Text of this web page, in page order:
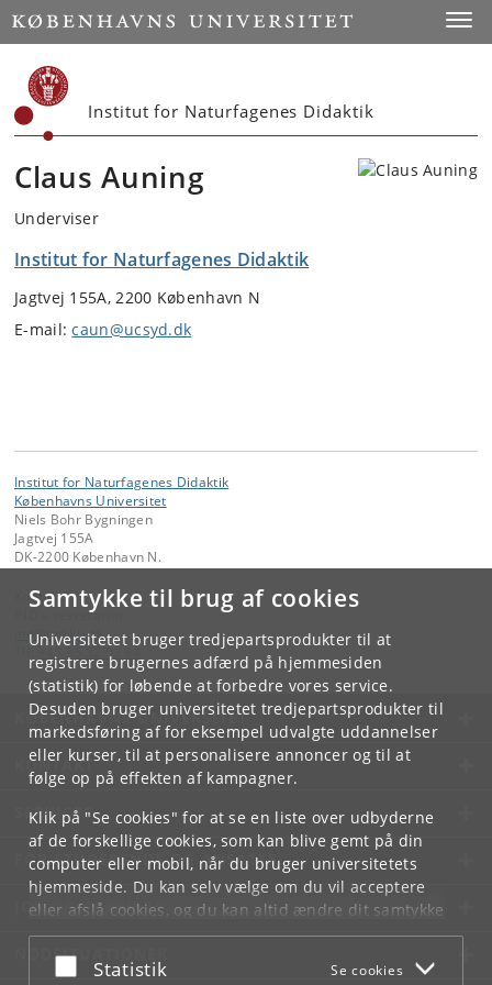
Samtykke til brug af cookies
Universitetet bruger tredjepartsprodukter til at
registrere brugernes adfærd på hjemmesiden
(statistik) for løbende at forbedre vores service.
Desuden bruger universitetet tredjepartsprodukter til
markedsføring af for eksempel udvalgte uddannelser
eller kurser, til at personalisere annoncer og til at
følge op på effekten af kampagner.
Klik på "Se cookies" for at se en liste over udbyderne
af de forskellige cookies, som kan blive gemt på din
computer eller mobil, når du bruger universitetets
hjemmeside. Du kan selv vælge om du vil acceptere
eller afslå cookies, og du kan altid ændre dit samtykke
underCookie- og privatlivspolitiksom du finder i
bunden af hver side.
Acceptér eller afslå
Statistik Se cookies
Start
Institut for Naturfagenes Didaktik
Claus Auning
Underviser
Institut for Naturfagenes Didaktik
Jagtvej 155A, 2200 København N
E-mail:caun@ucsyd.dk
Institut for Naturfagenes Didaktik
Københavns Universitet
Niels Bohr Bygningen
Jagtvej 155A
DK-2200 København N.
Kontakt:
IND's sekretariat
ind @ind. ku.dk
KØBENHAVNS UNIVERSITET
KONTAKT
SERVICES
FOR STUDERENDE OG ANSATTE
JOB OG KARRIERE
NØDSITUATIONER